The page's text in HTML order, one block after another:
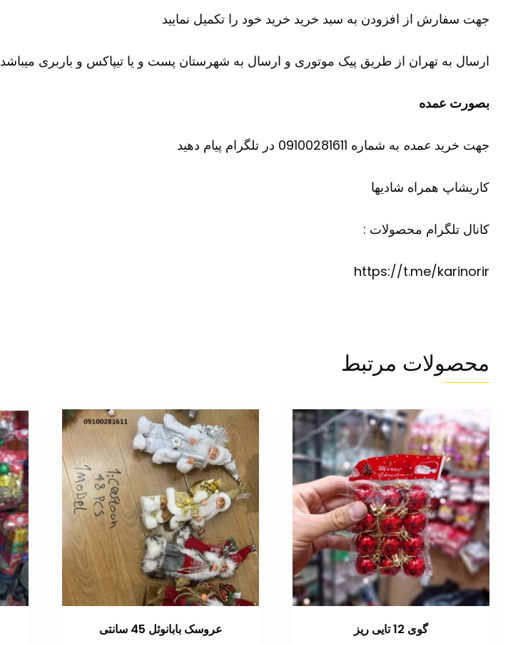
جهت سفارش از افزودن به سبد خرید خرید خود را تکمیل نمایید
ارسال به تهران از طریق پیک موتوری و ارسال به شهرستان پست و یا تیپاکس و باربری میباشد
بصورت عمده
جهت خرید عمده به شماره 09100281611 در تلگرام پیام دهید
کاریشاپ همراه شادیها
کانال تلگرام محصولات :
https://t.me/karinorir
محصولات مرتبط
گوی 12 تایی ریز عروسک بابانوئل 45 سانتی